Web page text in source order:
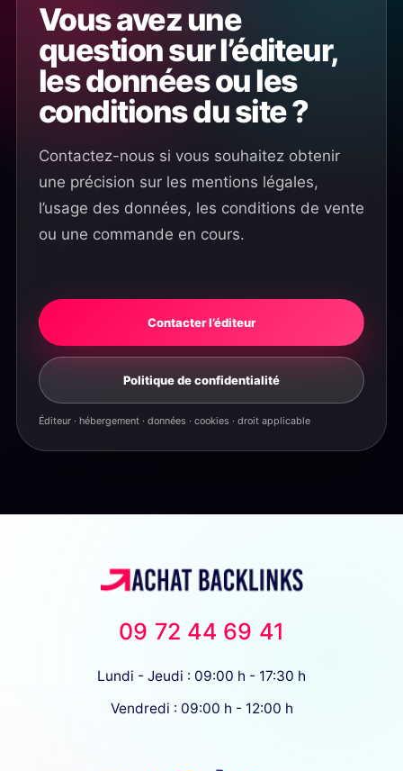
Vous avez une
question sur l’éditeur,
les données ou les
conditions du site ?
Contactez-nous si vous souhaitez obtenir
une précision sur les mentions légales,
l’usage des données, les conditions de vente
ou une commande en cours.
Contacter l’éditeur
Politique de confidentialité
Éditeur · hébergement · données · cookies · droit applicable
09 72 44 69 41
Lundi - Jeudi : 09:00 h - 17:30 h
Vendredi : 09:00 h - 12:00 h